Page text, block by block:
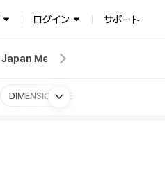
ログイン サポート
Japan Membership
DIMENSION : SENKOU
More